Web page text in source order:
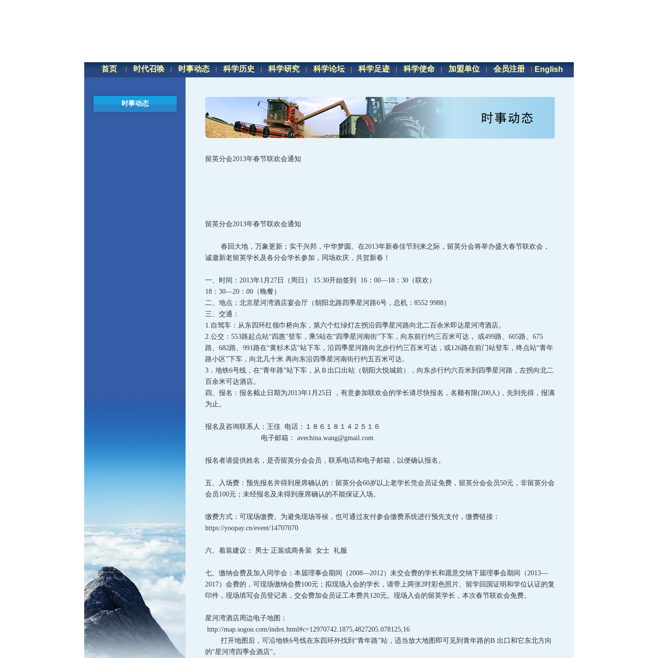
首页 时代召唤 时事动态 科学历史 科学研究 科学论坛 科学足迹 科学使命 加盟单位 会员注册 English
时事动态
留英分会2013年春节联欢会通知
留英分会2013年春节联欢会通知
春回大地，万象更新；实干兴邦，中华梦圆。在2013年新春佳节到来之际，留英分会将举办盛大春节联欢会，
诚邀新老留英学长及各分会学长参加，同场欢庆，共贺新春！
一、时间：2013年1月27日（周日） 15:30开始签到 16：00—18：30（联欢）
18：30—20：00（晚餐）
二、地点：北京星河湾酒店宴会厅（朝阳北路四季星河路6号，总机：8552 9988）
三、交通：
1.自驾车：从东四环红领巾桥向东，第六个红绿灯左拐沿四季星河路向北二百余米即达星河湾酒店。
2.公交：553路起点站“四惠”登车，乘5站在“四季星河南街”下车，向东前行约三百米可达， 或499路、605路、675
路、682路、991路在“黄杉木店”站下车，沿四季星河路向北步行约三百米可达，或126路在前门站登车，终点站“青年
路小区”下车，向北几十米 再向东沿四季星河南街行约五百米可达。
3．地铁6号线，在“青年路”站下车，从Ｂ出口出站（朝阳大悦城前），向东步行约六百米到四季星河路，左拐向北二
百余米可达酒店。
四、报名：报名截止日期为2013年1月25日 ，有意参加联欢会的学长请尽快报名，名额有限(200人)，先到先得，报满
为止。
报名及咨询联系人：王佳 电话：１８６１８１４２５１６
电子邮箱： avechina.wang@gmail.com
报名者请提供姓名，是否留英分会会员，联系电话和电子邮箱，以便确认报名。
五、入场费：预先报名并得到座席确认的：留英分会60岁以上老学长凭会员证免费，留英分会会员50元，非留英分会
会员100元；未经报名及未得到座席确认的不能保证入场。
缴费方式：可现场缴费。为避免现场等候，也可通过友付参会缴费系统进行预先支付，缴费链接：
https://yoopay.cn/event/14707070
六、着装建议： 男士 正装或商务装 女士 礼服
七、缴纳会费及加入同学会：本届理事会期间（2008—2012）未交会费的学长和愿意交纳下届理事会期间（2013—
2017）会费的，可现场缴纳会费100元；拟现场入会的学长，请带上两张2吋彩色照片、留学回国证明和学位认证的复
印件，现场填写会员登记表，交会费加会员证工本费共120元。现场入会的留英学长，本次春节联欢会免费。
星河湾酒店周边电子地图：
http://map.sogou.com/index.html#c=12970742.1875,4827205.078125,16
打开地图后，可沿地铁6号线在东四环外找到“青年路”站，适当放大地图即可见到青年路的B 出口和它东北方向
的“星河湾四季会酒店”。